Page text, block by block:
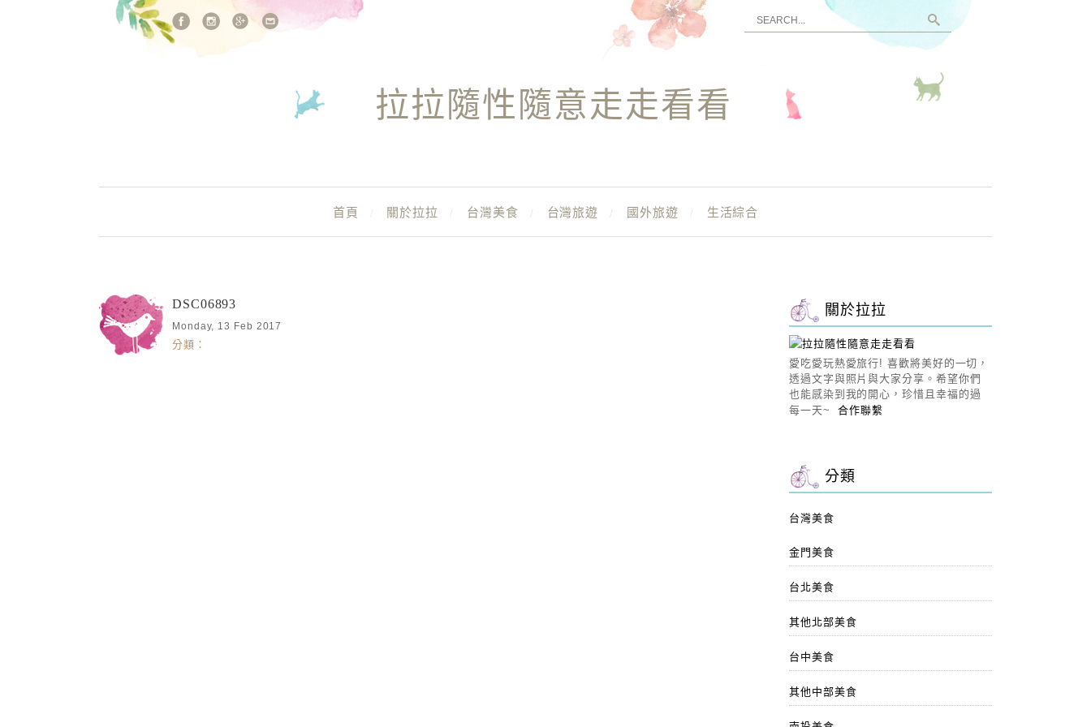
站內搜尋
拉拉隨性隨意走走看看
首頁 關於拉拉 台灣美食 台灣旅遊 國外旅遊 生活綜合
DSC06893
Monday, 13 Feb 2017
分類：
關於拉拉
愛吃愛玩熱愛旅行! 喜歡將美好的一切，
透過文字與照片與大家分享。希望你們
也能感染到我的開心，珍惜且幸福的過
每一天~合作聯繫
分類
台灣美食
金門美食
台北美食
其他北部美食
台中美食
其他中部美食